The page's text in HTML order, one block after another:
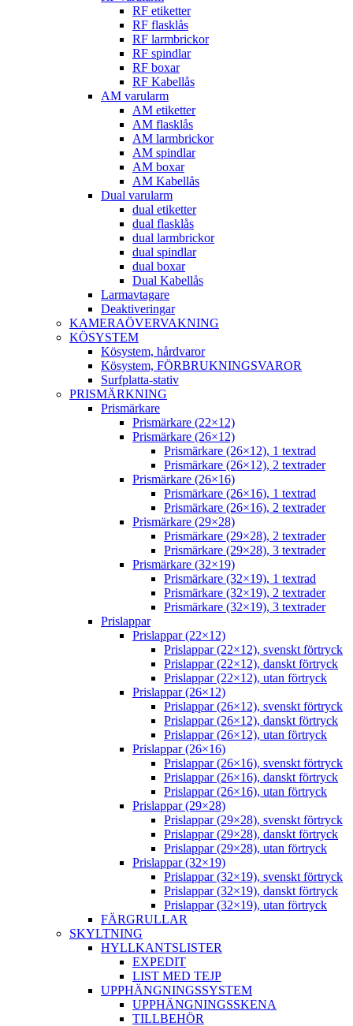
RF etiketter
RF flasklås
RF larmbrickor
RF spindlar
RF boxar
RF Kabellås
AM varularm
AM etiketter
AM flasklås
AM larmbrickor
AM spindlar
AM boxar
AM Kabellås
Dual varularm
dual etiketter
dual flasklås
dual larmbrickor
dual spindlar
dual boxar
Dual Kabellås
Larmavtagare
Deaktiveringar
KAMERAÖVERVAKNING
KÖSYSTEM
Kösystem, hårdvaror
Kösystem, FÖRBRUKNINGSVAROR
Surfplatta-stativ
PRISMÄRKNING
Prismärkare
Prismärkare (22×12)
Prismärkare (26×12)
Prismärkare (26×12), 1 textrad
Prismärkare (26×12), 2 textrader
Prismärkare (26×16)
Prismärkare (26×16), 1 textrad
Prismärkare (26×16), 2 textrader
Prismärkare (29×28)
Prismärkare (29×28), 2 textrader
Prismärkare (29×28), 3 textrader
Prismärkare (32×19)
Prismärkare (32×19), 1 textrad
Prismärkare (32×19), 2 textrader
Prismärkare (32×19), 3 textrader
Prislappar
Prislappar (22×12)
Prislappar (22×12), svenskt förtryck
Prislappar (22×12), danskt förtryck
Prislappar (22×12), utan förtryck
Prislappar (26×12)
Prislappar (26×12), svenskt förtryck
Prislappar (26×12), danskt förtryck
Prislappar (26×12), utan förtryck
Prislappar (26×16)
Prislappar (26×16), svenskt förtryck
Prislappar (26×16), danskt förtryck
Prislappar (26×16), utan förtryck
Prislappar (29×28)
Prislappar (29×28), svenskt förtryck
Prislappar (29×28), danskt förtryck
Prislappar (29×28), utan förtryck
Prislappar (32×19)
Prislappar (32×19), svenskt förtryck
Prislappar (32×19), danskt förtryck
Prislappar (32×19), utan förtryck
FÄRGRULLAR
SKYLTNING
HYLLKANTSLISTER
EXPEDIT
LIST MED TEJP
UPPHÄNGNINGSSYSTEM
UPPHÄNGNINGSSKENA
TILLBEHÖR